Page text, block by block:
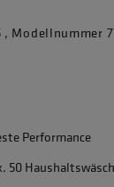
Modellnummer
Performance
50